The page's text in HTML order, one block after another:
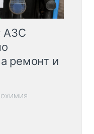
АЗС
ремонт и